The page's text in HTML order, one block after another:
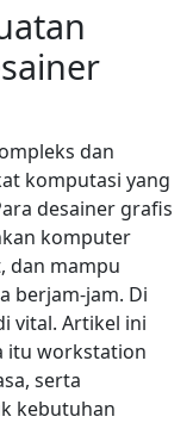
dan
komputasi yang
desainer grafis
komputer
dan mampu
berjam-jam. Di
vital. Artikel ini
itu workstation
serta
kebutuhan